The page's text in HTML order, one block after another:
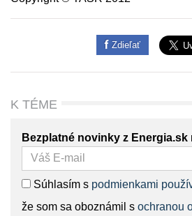
Zdieľať
K TÉME
Bezplatné novinky z Energia.sk
Súhlasím s podmienkami
že som sa oboznámil s ochranou